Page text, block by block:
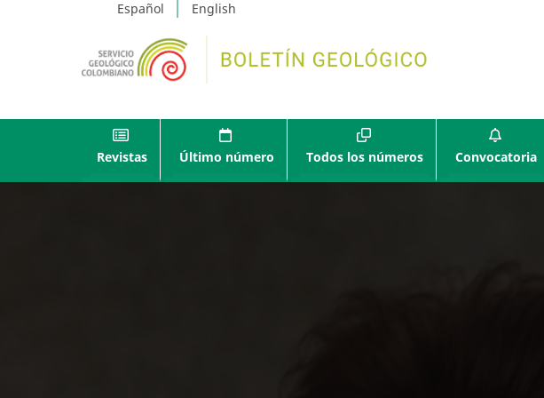
Español English
Revistas Último número Todos los números Convocatoria